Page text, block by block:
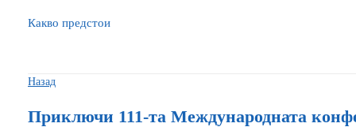
Какво предстои
Назад
Приключи 111-та Международната